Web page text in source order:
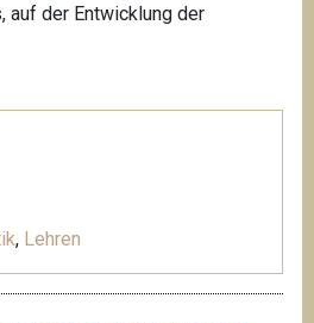
auf der Entwicklung der
, Lehren